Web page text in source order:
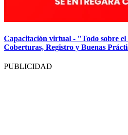
Capacitación virtual - "Todo sobre
Coberturas, Registro y Buenas
PUBLICIDAD